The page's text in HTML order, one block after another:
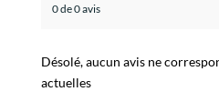
0 de 0 avis
Désolé, aucun avis ne
actuelles